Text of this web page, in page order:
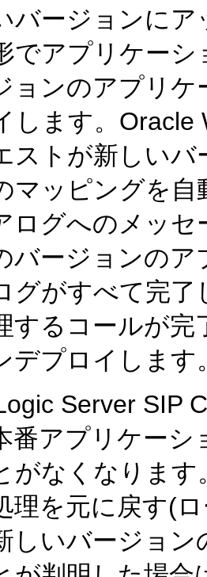
バージョンに
でアプリケー
ョンのアプリ
します。Oracle
ストが新しい
マッピングを
ログへのメッ
バージョンの
グがすべて完
するコールが
デプロイします
Server SIP
番アプリケー
がなくなりま
理を元に戻す(
しいバージョ